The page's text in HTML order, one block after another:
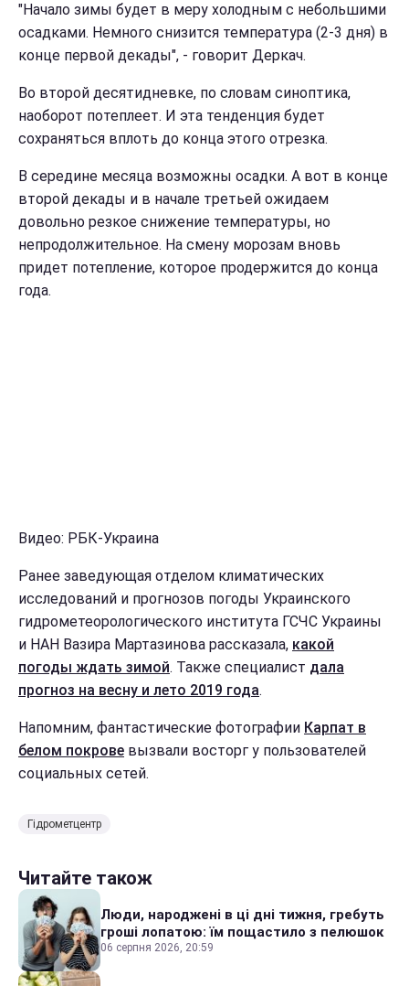
"Начало зимы будет в меру холодным с небольшими
осадками. Немного снизится температура (2-3 дня) в
конце первой декады", - говорит Деркач.
Во второй десятидневке, по словам синоптика,
наоборот потеплеет. И эта тенденция будет
сохраняться вплоть до конца этого отрезка.
В середине месяца возможны осадки. А вот в конце
второй декады и в начале третьей ожидаем
довольно резкое снижение температуры, но
непродолжительное. На смену морозам вновь
придет потепление, которое продержится до конца
года.
Видео: РБК-Украина
Ранее заведующая отделом климатических
исследований и прогнозов погоды Украинского
гидрометеорологического института ГСЧС Украины
и НАН Вазира Мартазинова рассказала, какой
погоды ждать зимой. Также специалист дала
прогноз на весну и лето 2019 года.
Напомним, фантастические фотографии Карпат в
белом покрове вызвали восторг у пользователей
социальных сетей.
Гідрометцентр
Читайте також
Люди, народжені в ці дні тижня, гребуть
гроші лопатою: їм пощастило з пелюшок
06 серпня 2026, 20:59